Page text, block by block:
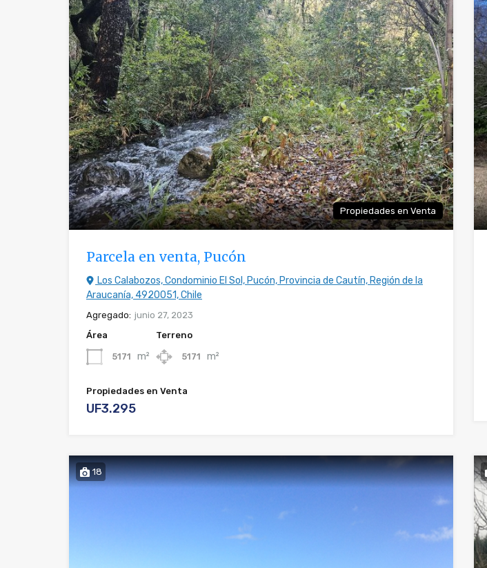
Propiedades en Venta
Parcela en venta, Pucón
Los Calabozos, Condominio El Sol, Pucón, Provincia de Cautín, Región de la
Araucanía, 4920051, Chile
Agregado: junio 27, 2023
Área
5171 m²
Terreno
5171 m²
Propiedades en Venta
UF3.295
18